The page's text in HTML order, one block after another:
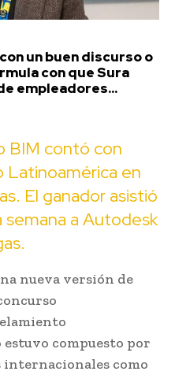
un buen discurso o
con que Sura
empleadores...
BIM contó con
en
El ganador asistió
semana a Autodesk
nueva versión de
compuesto por
como